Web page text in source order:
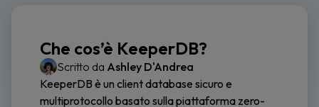
Che cos’è KeeperDB?
Scritto da Ashley D'Andrea
KeeperDB è un client database sicuro e
multiprotocollo basato sulla piattaforma zero-